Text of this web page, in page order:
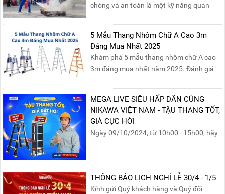
chóng và an toàn là một kỹ năng quan
cháy xăng dầu rất dễ lan rộng và gây thiệt
hại nghiêm trọng nếu không được xử lý kịp
thời. Vì vậy, việc hiểu rõ các phương pháp
dập tắt...
5 Mẫu Thang Nhôm Chữ A Cao 3m
Đáng Mua Nhất 2025
Khám phá 5 mẫu thang nhôm chữ A cao
3m đáng mua nhất năm 2025. Đánh giá
sản phẩm phù hợp!
MEGA LIVE SIÊU HẤP DẪN CÙNG
NIKAWA VIỆT NAM - TẬU THANG TỐT,
GIÁ CỰC HỜI
Ngày 09/10/2024, từ 10h00 - 15h00, hãy
phần quà siêu hấp dẫn và mua sắm
những sản phẩm thang chính hãng với
mức giá không thể tốt hơn!Tham gia
THÔNG BÁO LỊCH NGHỈ LỄ 30/4 - 1/5
Kính gửi Quý khách hàng và Quý đối